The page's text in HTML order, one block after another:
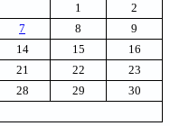
1
2
7 8
9
14 15
16
21 22
23
28 29
30